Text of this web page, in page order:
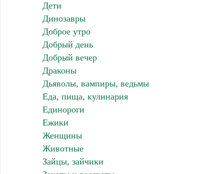
Дети
Динозавры
Доброе утро
Добрый день
Добрый вечер
Драконы
Дьяволы, вампиры, ведьмы
Еда, пища, кулинария
Единороги
Ежики
Женщины
Животные
Зайцы, зайчики